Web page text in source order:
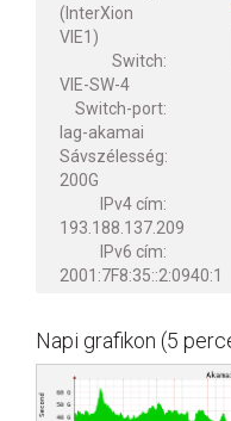
(InterXion
VIE1)
Switch:
VIE-SW-4
Switch-port:
lag-akamai
Sávszélesség:
200G
IPv4 cím:
193.188.137.209
IPv6 cím:
2001:7F8:35::2:0940:1
Napi grafikon (5